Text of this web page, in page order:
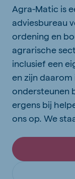
Agra-Matic is
adviesbureau
ordening en
agrarische
inclusief een
en zijn
ondersteunen
ergens bij
ons op. We